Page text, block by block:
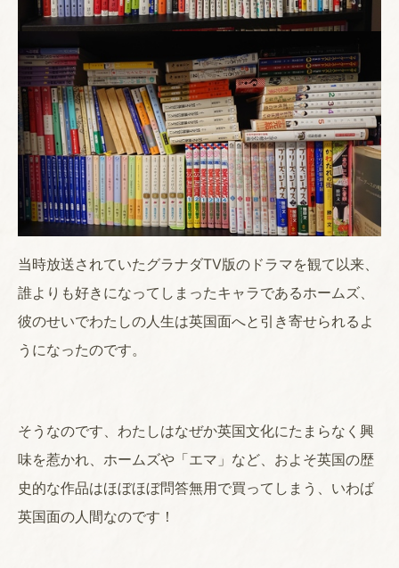
当時放送されていたグラナダTV版のドラマを観て以来、
誰よりも好きになってしまったキャラであるホームズ、
彼のせいでわたしの人生は英国面へと引き寄せられるよ
うになったのです。
そうなのです、わたしはなぜか英国文化にたまらなく興
味を惹かれ、ホームズや「エマ」など、およそ英国の歴
史的な作品はほぼほぼ問答無用で買ってしまう、いわば
英国面の人間なのです！